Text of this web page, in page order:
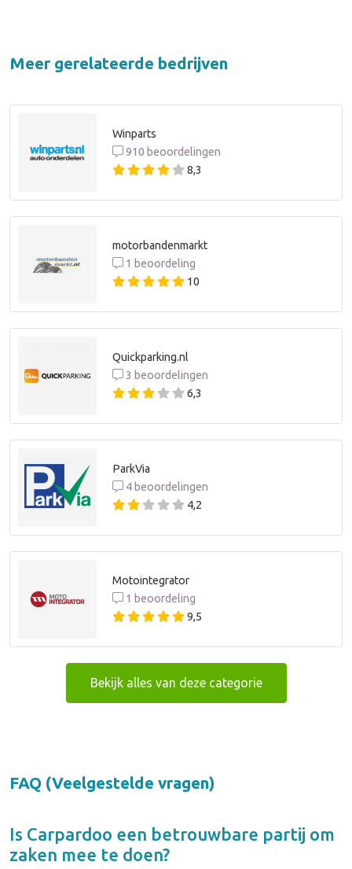
Meer gerelateerde bedrijven
Winparts
910 beoordelingen
8,3
motorbandenmarkt
1 beoordeling
10
Quickparking.nl
3 beoordelingen
6,3
ParkVia
4 beoordelingen
4,2
Motointegrator
1 beoordeling
9,5
Bekijk alles van deze categorie
FAQ (Veelgestelde vragen)
Is Carpardoo een betrouwbare partij om
zaken mee te doen?